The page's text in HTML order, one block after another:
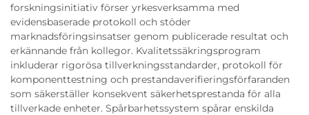
forskningsinitiativ förser yrkesverksamma med
evidensbaserade protokoll och stöder
marknadsföringsinsatser genom publicerade resultat och
erkännande från kollegor. Kvalitetssäkringsprogram
inkluderar rigorösa tillverkningsstandarder, protokoll för
komponenttestning och prestandaverifieringsförfaranden
som säkerställer konsekvent säkerhetsprestanda för alla
tillverkade enheter. Spårbarhetssystem spårar enskilda